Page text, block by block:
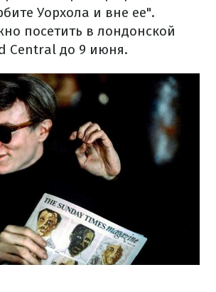
Уорхола и вне ее".
посетить в лондонской
Central до 9 июня.